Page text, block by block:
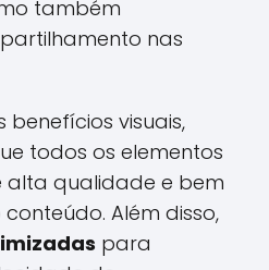
também
nas
benefícios visuais,
todos os elementos
alta qualidade e bem
Além disso,
para